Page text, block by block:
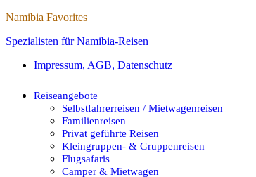
Namibia Favorites
Spezialisten für Namibia-Reisen
Impressum, AGB, Datenschutz
Reiseangebote
Selbstfahrerreisen / Mietwagenreisen
Familienreisen
Privat geführte Reisen
Kleingruppen- & Gruppenreisen
Flugsafaris
Camper & Mietwagen